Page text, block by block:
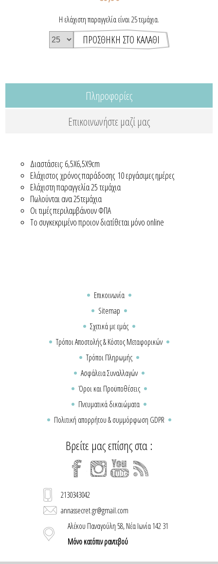
Η ελάχιστη παραγγελία είναι 25 τεμάχια.
Πληροφορίες
Επικοινωνήστε μαζί μας
Διαστάσεις: 6,5Χ6,5Χ9cm
Ελάχιστος χρόνος παράδοσης 10 εργάσιμες ημέρες
Ελάχιστη παραγγελία 25 τεμάχια
Πωλούνται ανα 25τεμάχια
Οι τιμές περιλαμβάνουν ΦΠΑ
Το συγκεκριμένο προιον διατίθεται μόνο online
Επικοινωνία
Sitemap
Σχετικά με εμάς
Τρόποι Αποστολής & Κόστος Μεταφορικών
Τρόποι Πληρωμής
Ασφάλεια Συναλλαγών
Όροι και Προϋποθέσεις
Πνευματικά δικαιώματα
Πολιτική απορρήτου & συμμόρφωση GDPR
Βρείτε μας επίσης στα :
2130343042
annassecret.gr@gmail.com
Αλέκου Παναγούλη 58, Νέα Ιωνία 142 31
Μόνο κατόπιν ραντεβού